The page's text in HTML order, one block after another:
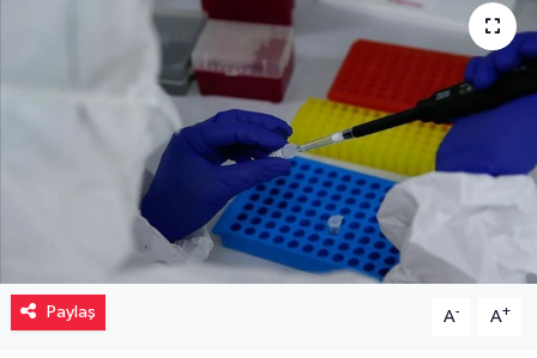
Paylaş A- A+
Resmi İlanlar
Sinemalar